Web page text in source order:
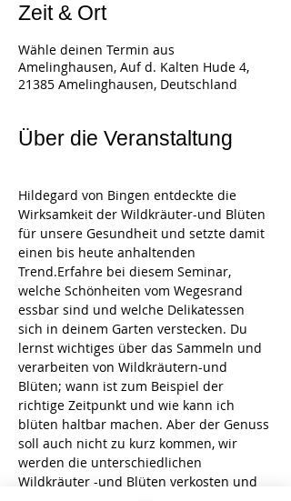
Zeit & Ort
Wähle deinen Termin aus
Amelinghausen, Auf d. Kalten Hude 4,
21385 Amelinghausen, Deutschland
Über die Veranstaltung
Hildegard von Bingen entdeckte die
Wirksamkeit der Wildkräuter-und Blüten
für unsere Gesundheit und setzte damit
einen bis heute anhaltenden
Trend.Erfahre bei diesem Seminar,
welche Schönheiten vom Wegesrand
essbar sind und welche Delikatessen
sich in deinem Garten verstecken. Du
lernst wichtiges über das Sammeln und
verarbeiten von Wildkräutern-und
Blüten; wann ist zum Beispiel der
richtige Zeitpunkt und wie kann ich
blüten haltbar machen. Aber der Genuss
soll auch nicht zu kurz kommen, wir
werden die unterschiedlichen
Wildkräuter -und Blüten verkosten und